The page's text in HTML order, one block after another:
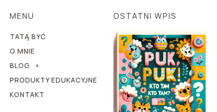
MENU
TATĄ BYĆ
O MNIE
BLOG
PRODUKTY EDUKACYJNE
KONTAKT
OSTATNI WPIS